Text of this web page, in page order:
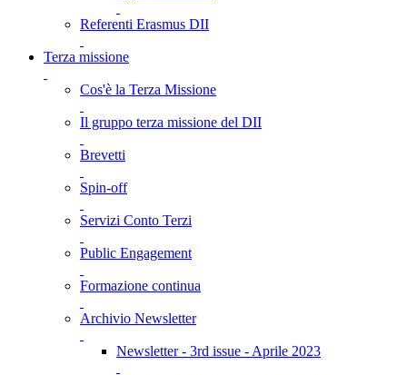
Referenti Erasmus DII
Terza missione
Cos'è la Terza Missione
Il gruppo terza missione del DII
Brevetti
Spin-off
Servizi Conto Terzi
Public Engagement
Formazione continua
Archivio Newsletter
Newsletter - 3rd issue - Aprile 2023